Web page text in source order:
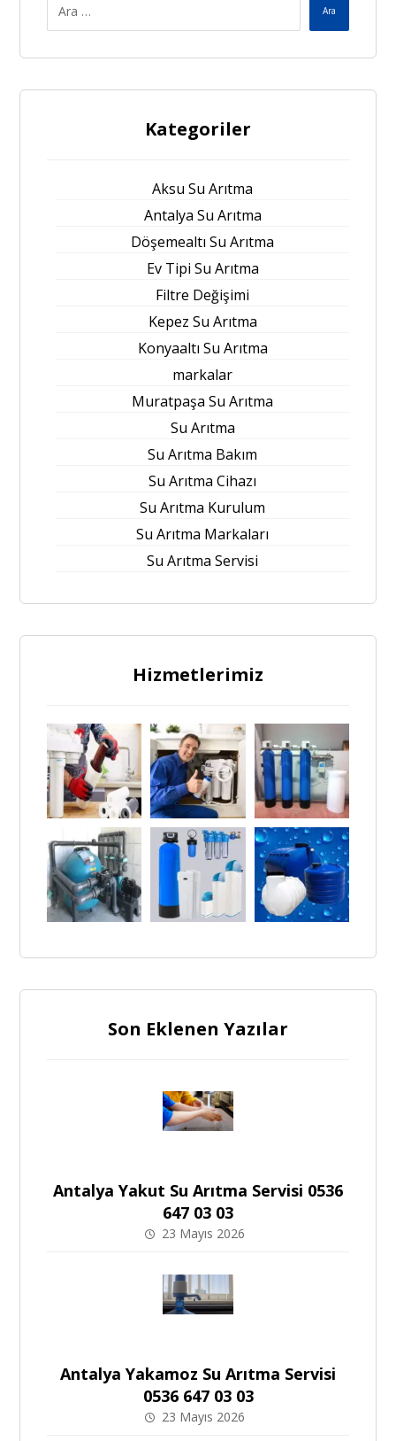
Ara
Kategoriler
Aksu Su Arıtma
Antalya Su Arıtma
Döşemealtı Su Arıtma
Ev Tipi Su Arıtma
Filtre Değişimi
Kepez Su Arıtma
Konyaaltı Su Arıtma
markalar
Muratpaşa Su Arıtma
Su Arıtma
Su Arıtma Bakım
Su Arıtma Cihazı
Su Arıtma Kurulum
Su Arıtma Markaları
Su Arıtma Servisi
Hizmetlerimiz
Son Eklenen Yazılar
Antalya Yakut Su Arıtma Servisi 0536
647 03 03
23 Mayıs 2026
Antalya Yakamoz Su Arıtma Servisi
0536 647 03 03
23 Mayıs 2026